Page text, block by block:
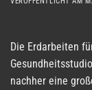
Die Erdarbeiten
nachher eine